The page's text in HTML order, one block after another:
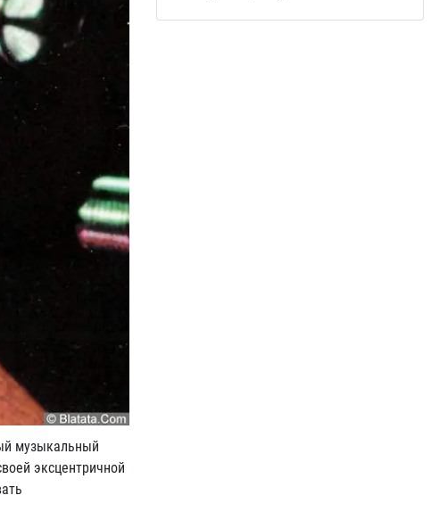
музыкальный
эксцентричной